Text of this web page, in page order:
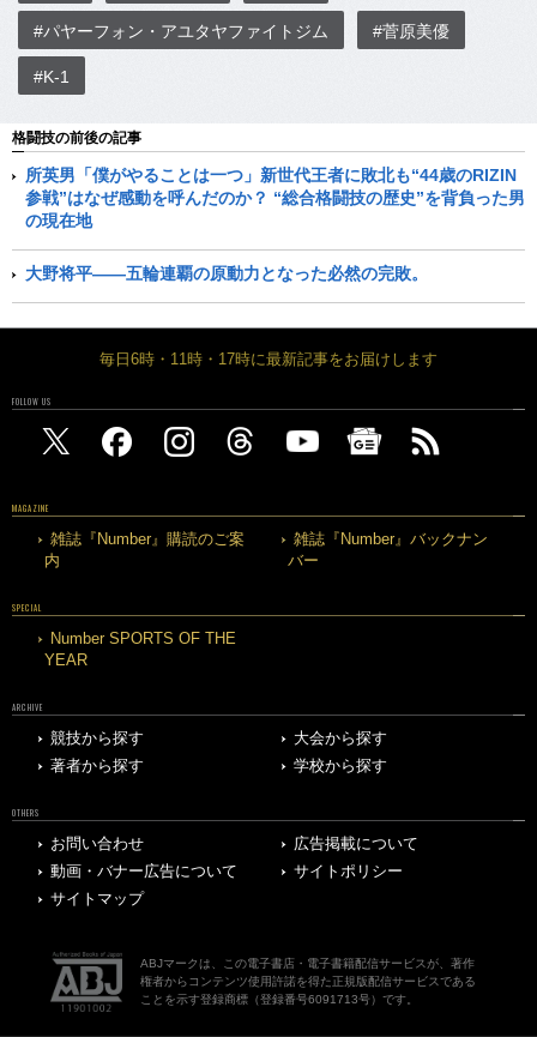
#パヤーフォン・アユタヤファイトジム #菅原美優
#K-1
格闘技の前後の記事
所英男「僕がやることは一つ」新世代王者に敗北も“44歳のRIZIN
参戦”はなぜ感動を呼んだのか？ “総合格闘技の歴史”を背負った男
の現在地
大野将平――五輪連覇の原動力となった必然の完敗。
毎日6時・11時・17時に最新記事をお届けします
FOLLOW US
MAGAZINE
雑誌『Number』購読のご案
内
雑誌『Number』バックナン
バー
SPECIAL
Number SPORTS OF THE
YEAR
ARCHIVE
競技から探す
大会から探す
著者から探す
学校から探す
OTHERS
お問い合わせ
広告掲載について
動画・バナー広告について
サイトポリシー
サイトマップ
ABJマークは、この電子書店・電子書籍配信サービスが、著作
権者からコンテンツ使用許諾を得た正規版配信サービスである
ことを示す登録商標（登録番号6091713号）です。